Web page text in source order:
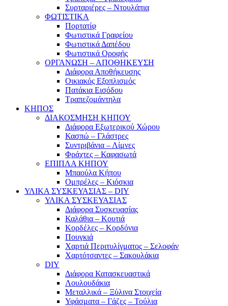
Συρταριέρες – Ντουλάπια
ΦΩΤΙΣΤΙΚΑ
Πορτατίφ
Φωτιστικά Γραφείου
Φωτιστικά Δαπέδου
Φωτιστικά Οροφής
ΟΡΓΑΝΩΣΗ – ΑΠΟΘΗΚΕΥΣΗ
Διάφορα Αποθήκευσης
Οικιακός Εξοπλισμός
Πατάκια Εισόδου
Τραπεζομάντηλα
ΚΗΠΟΣ
ΔΙΑΚΟΣΜΗΣΗ ΚΗΠΟΥ
Διάφορα Εξωτερικού Χώρου
Κασπώ – Γλάστρες
Συντριβάνια – Λίμνες
Φράχτες – Καφασωτά
ΕΠΙΠΛΑ ΚΗΠΟΥ
Μπαούλα Κήπου
Ομπρέλες – Κιόσκια
ΥΛΙΚΑ ΣΥΣΚΕΥΑΣΙΑΣ – DIY
ΥΛΙΚΑ ΣΥΣΚΕΥΑΣΙΑΣ
Διάφορα Συσκευασίας
Καλάθια – Κουτιά
Κορδέλες – Κορδόνια
Πουγκιά
Χαρτιά Περιτυλίγματος – Σελοφάν
Χαρτότσαντες – Σακουλάκια
DIY
Διάφορα Κατασκευαστικά
Λουλουδάκια
Μεταλλικά – Ξύλινα Στοιχεία
Υφάσματα – Γάζες – Τούλια